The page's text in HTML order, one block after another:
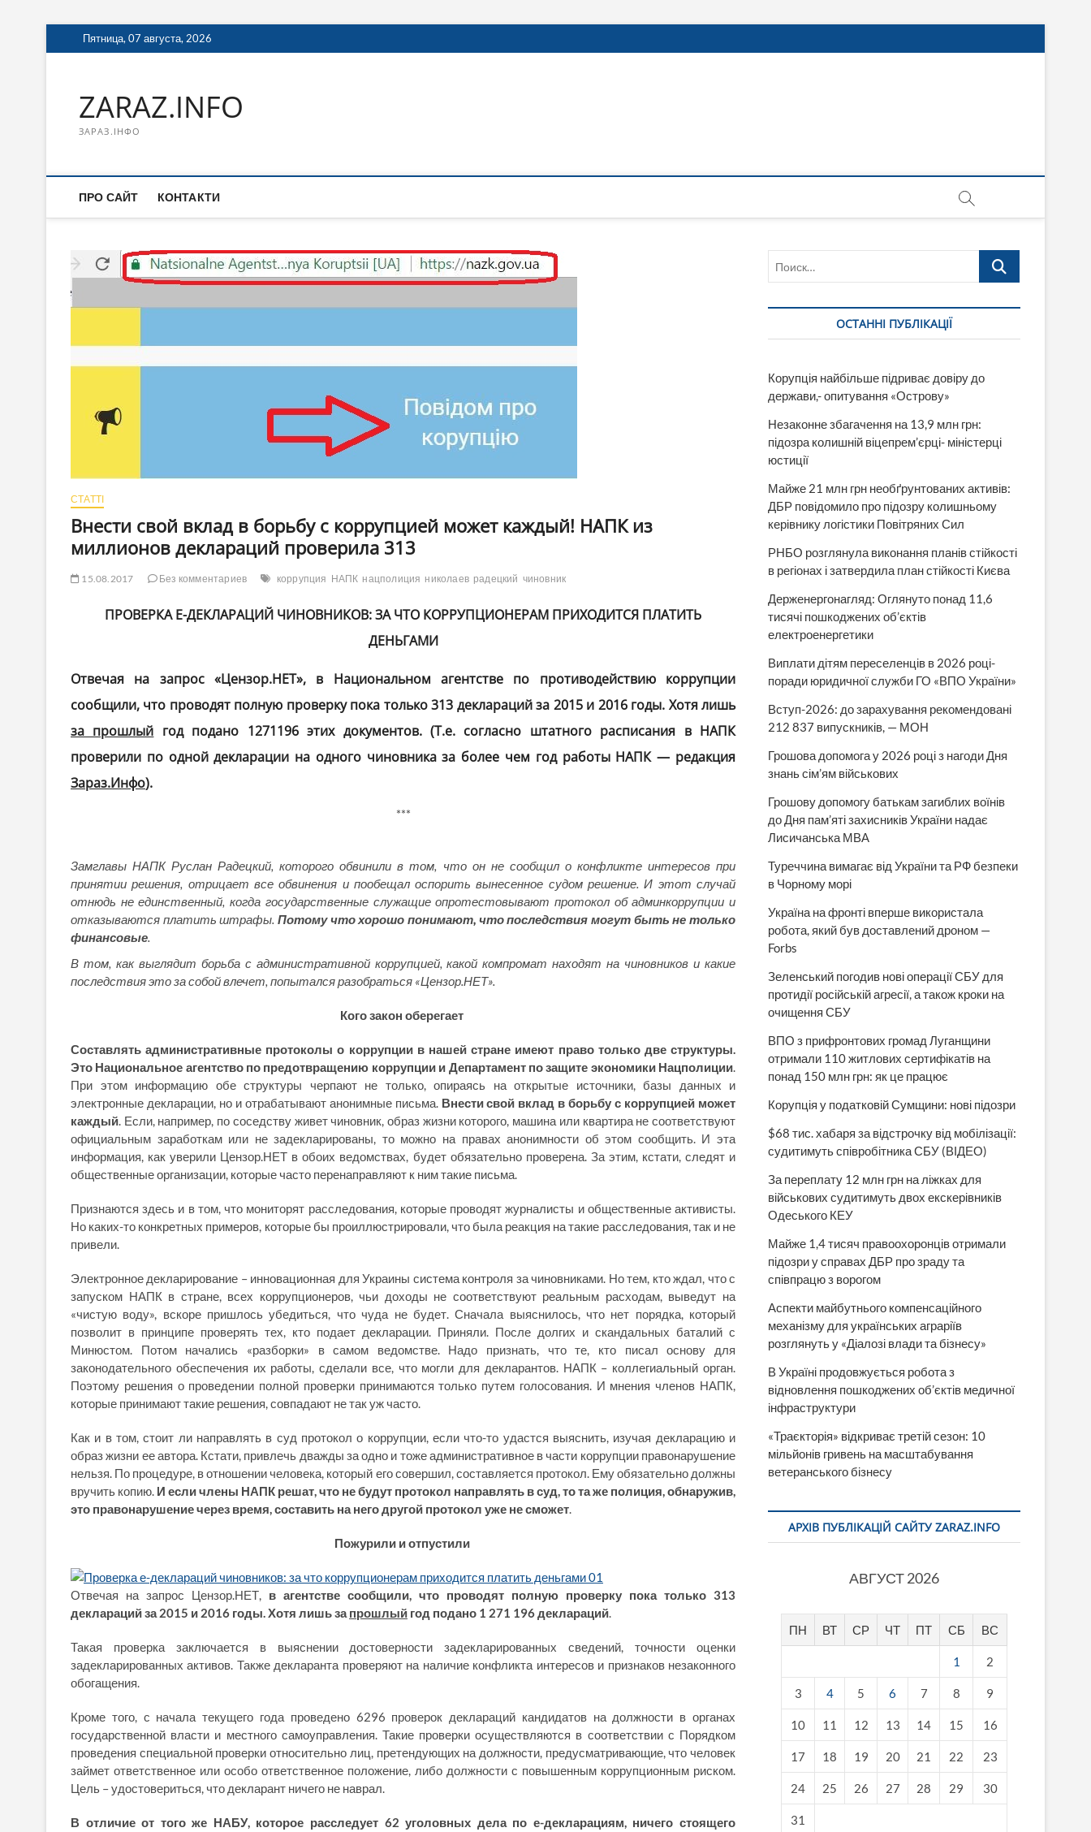
Перейти
к
Пятница, 07 августа, 2026
ZARAZ.INFO
ЗАРАЗ.ІНФО
ПРО САЙТ КОНТАКТИ
СТАТТІ
Внести свой вклад в борьбу с коррупцией может каждый! НАПК из
миллионов деклараций проверила 313
15.08.2017 Без комментариев коррупция НАПК нацполиция николаев радецкий чиновник
ПРОВЕРКА Е-ДЕКЛАРАЦИЙ ЧИНОВНИКОВ: ЗА ЧТО КОРРУПЦИОНЕРАМ ПРИХОДИТСЯ ПЛАТИТЬ
ДЕНЬГАМИ
Отвечая на запрос «Цензор.НЕТ», в Национальном агентстве по противодействию коррупции
сообщили, что проводят полную проверку пока только 313 деклараций за 2015 и 2016 годы. Хотя лишь
за прошлый год подано 1271196 этих документов. (Т.е. согласно штатного расписания в НАПК
проверили по одной декларации на одного чиновника за более чем год работы НАПК — редакция
Зараз.Инфо).
***
Замглавы НАПК Руслан Радецкий, которого обвинили в том, что он не сообщил о конфликте интересов при
принятии решения, отрицает все обвинения и пообещал оспорить вынесенное судом решение. И этот случай
отнюдь не единственный, когда государственные служащие опротестовывают протокол об админкоррупции и
отказываются платить штрафы. Потому что хорошо понимают, что последствия могут быть не только
финансовые.
В том, как выглядит борьба с административной коррупцией, какой компромат находят на чиновников и какие
последствия это за собой влечет, попытался разобраться «Цензор.НЕТ».
Кого закон оберегает
Составлять административные протоколы о коррупции в нашей стране имеют право только две структуры.
Это Национальное агентство по предотвращению коррупции и Департамент по защите экономики Нацполиции.
При этом информацию обе структуры черпают не только, опираясь на открытые источники, базы данных и
электронные декларации, но и отрабатывают анонимные письма. Внести свой вклад в борьбу с коррупцией может
каждый. Если, например, по соседству живет чиновник, образ жизни которого, машина или квартира не соответствуют
официальным заработкам или не задекларированы, то можно на правах анонимности об этом сообщить. И эта
информация, как уверили Цензор.НЕТ в обоих ведомствах, будет обязательно проверена. За этим, кстати, следят и
общественные организации, которые часто перенаправляют к ним такие письма.
Признаются здесь и в том, что мониторят расследования, которые проводят журналисты и общественные активисты.
Но каких-то конкретных примеров, которые бы проиллюстрировали, что была реакция на такие расследования, так и не
привели.
Электронное декларирование – инновационная для Украины система контроля за чиновниками. Но тем, кто ждал, что с
запуском НАПК в стране, всех коррупционеров, чьи доходы не соответствуют реальным расходам, выведут на
«чистую воду», вскоре пришлось убедиться, что чуда не будет. Сначала выяснилось, что нет порядка, который
позволит в принципе проверять тех, кто подает декларации. Приняли. После долгих и скандальных баталий с
Минюстом. Потом начались «разборки» в самом ведомстве. Надо признать, что те, кто писал основу для
законодательного обеспечения их работы, сделали все, что могли для декларантов. НАПК – коллегиальный орган.
Поэтому решения о проведении полной проверки принимаются только путем голосования. И мнения членов НАПК,
которые принимают такие решения, совпадают не так уж часто.
Как и в том, стоит ли направлять в суд протокол о коррупции, если что-то удастся выяснить, изучая декларацию и
образ жизни ее автора. Кстати, привлечь дважды за одно и тоже административное в части коррупции правонарушение
нельзя. По процедуре, в отношении человека, который его совершил, составляется протокол. Ему обязательно должны
вручить копию. И если члены НАПК решат, что не будут протокол направлять в суд, то та же полиция, обнаружив,
это правонарушение через время, составить на него другой протокол уже не сможет.
Пожурили и отпустили
Отвечая на запрос Цензор.НЕТ, в агентстве сообщили, что проводят полную проверку пока только 313
деклараций за 2015 и 2016 годы. Хотя лишь запрошлый год подано 1 271 196 деклараций.
Такая проверка заключается в выяснении достоверности задекларированных сведений, точности оценки
задекларированных активов. Также декларанта проверяют на наличие конфликта интересов и признаков незаконного
обогащения.
Кроме того, с начала текущего года проведено 6296 проверок деклараций кандидатов на должности в органах
государственной власти и местного самоуправления. Такие проверки осуществляются в соответствии с Порядком
проведения специальной проверки относительно лиц, претендующих на должности, предусматривающие, что человек
займет ответственное или особо ответственное положение, либо должности с повышенным коррупционным риском.
Цель – удостовериться, что декларант ничего не наврал.
В отличие от того же НАБУ, которое расследует 62 уголовных дела по е-декларациям, ничего стоящего
Поиск…
ОСТАННІ ПУБЛІКАЦІЇ
Корупція найбільше підриває довіру до
держави,- опитування «Острову»
Незаконне збагачення на 13,9 млн грн:
підозра колишній віцепрем’єрці- міністерці
юстиції
Майже 21 млн грн необґрунтованих активів:
ДБР повідомило про підозру колишньому
керівнику логістики Повітряних Сил
РНБО розглянула виконання планів стійкості
в регіонах і затвердила план стійкості Києва
Держенергонагляд: Оглянуто понад 11,6
тисячі пошкоджених об’єктів
електроенергетики
Виплати дітям переселенців в 2026 році-
поради юридичної служби ГО «ВПО України»
Вступ-2026: до зарахування рекомендовані
212 837 випускників, — МОН
Грошова допомога у 2026 році з нагоди Дня
знань сім’ям військових
Грошову допомогу батькам загиблих воїнів
до Дня пам’яті захисників України надає
Лисичанська МВА
Туреччина вимагає від України та РФ безпеки
в Чорному морі
Україна на фронті вперше використала
робота, який був доставлений дроном —
Forbs
Зеленський погодив нові операції СБУ для
протидії російській агресії, а також кроки на
очищення СБУ
ВПО з прифронтових громад Луганщини
отримали 110 житлових сертифікатів на
понад 150 млн грн: як це працює
Корупція у податковій Сумщини: нові підозри
$68 тис. хабаря за відстрочку від мобілізації:
судитимуть співробітника СБУ (ВІДЕО)
За переплату 12 млн грн на ліжках для
військових судитимуть двох екскерівників
Одеського КЕУ
Майже 1,4 тисяч правоохоронців отримали
підозри у справах ДБР про зраду та
співпрацю з ворогом
Аспекти майбутнього компенсаційного
механізму для українських аграріїв
розглянуть у «Діалозі влади та бізнесу»
В Україні продовжується робота з
відновлення пошкоджених об’єктів медичної
інфраструктури
«Траєкторія» відкриває третій сезон: 10
мільйонів гривень на масштабування
ветеранського бізнесу
АРХІВ ПУБЛІКАЦІЙ САЙТУ ZARAZ.INFO
АВГУСТ 2026
ПН ВТ СР ЧТ ПТ СБ ВС
1 2
3 4 5 6 7 8 9
10 11 12 13 14 15 16
17 18 19 20 21 22 23
24 25 26 27 28 29 30
31